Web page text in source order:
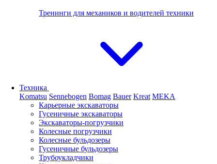
Тренинги для механиков и водителей техники
Техника
Komatsu Sennebogen Bomag Bauer Kreat MEKA
Карьерные экскаваторы
Гусеничные экскаваторы
Экскаваторы-погрузчики
Колесные погрузчики
Колесные бульдозеры
Гусеничные бульдозеры
Трубоукладчики